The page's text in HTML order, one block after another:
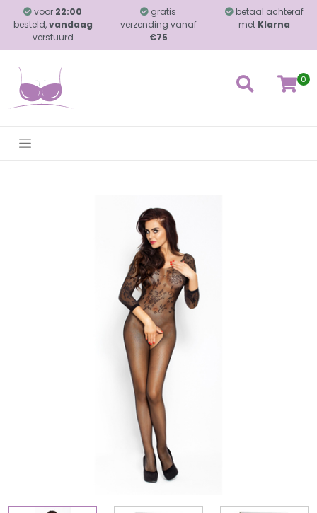
voor 22:00
besteld,vandaag
verstuurd
gratis
verzending vanaf
€75
betaal achteraf
met Klarna
0